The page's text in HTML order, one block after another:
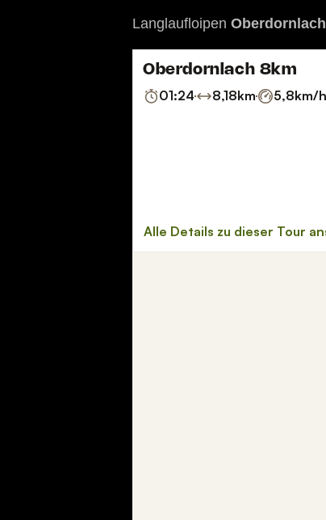
Langlaufloipen Oberdornlach